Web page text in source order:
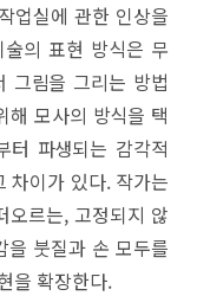
업실에 관한 인상을
의 표현 방식은 무
그림을 그리는 방법
해 모사의 방식을 택
터 파생되는 감각적
차이가 있다. 작가는
오르는, 고정되지 않
을 붓질과 손 모두를
을 확장한다.